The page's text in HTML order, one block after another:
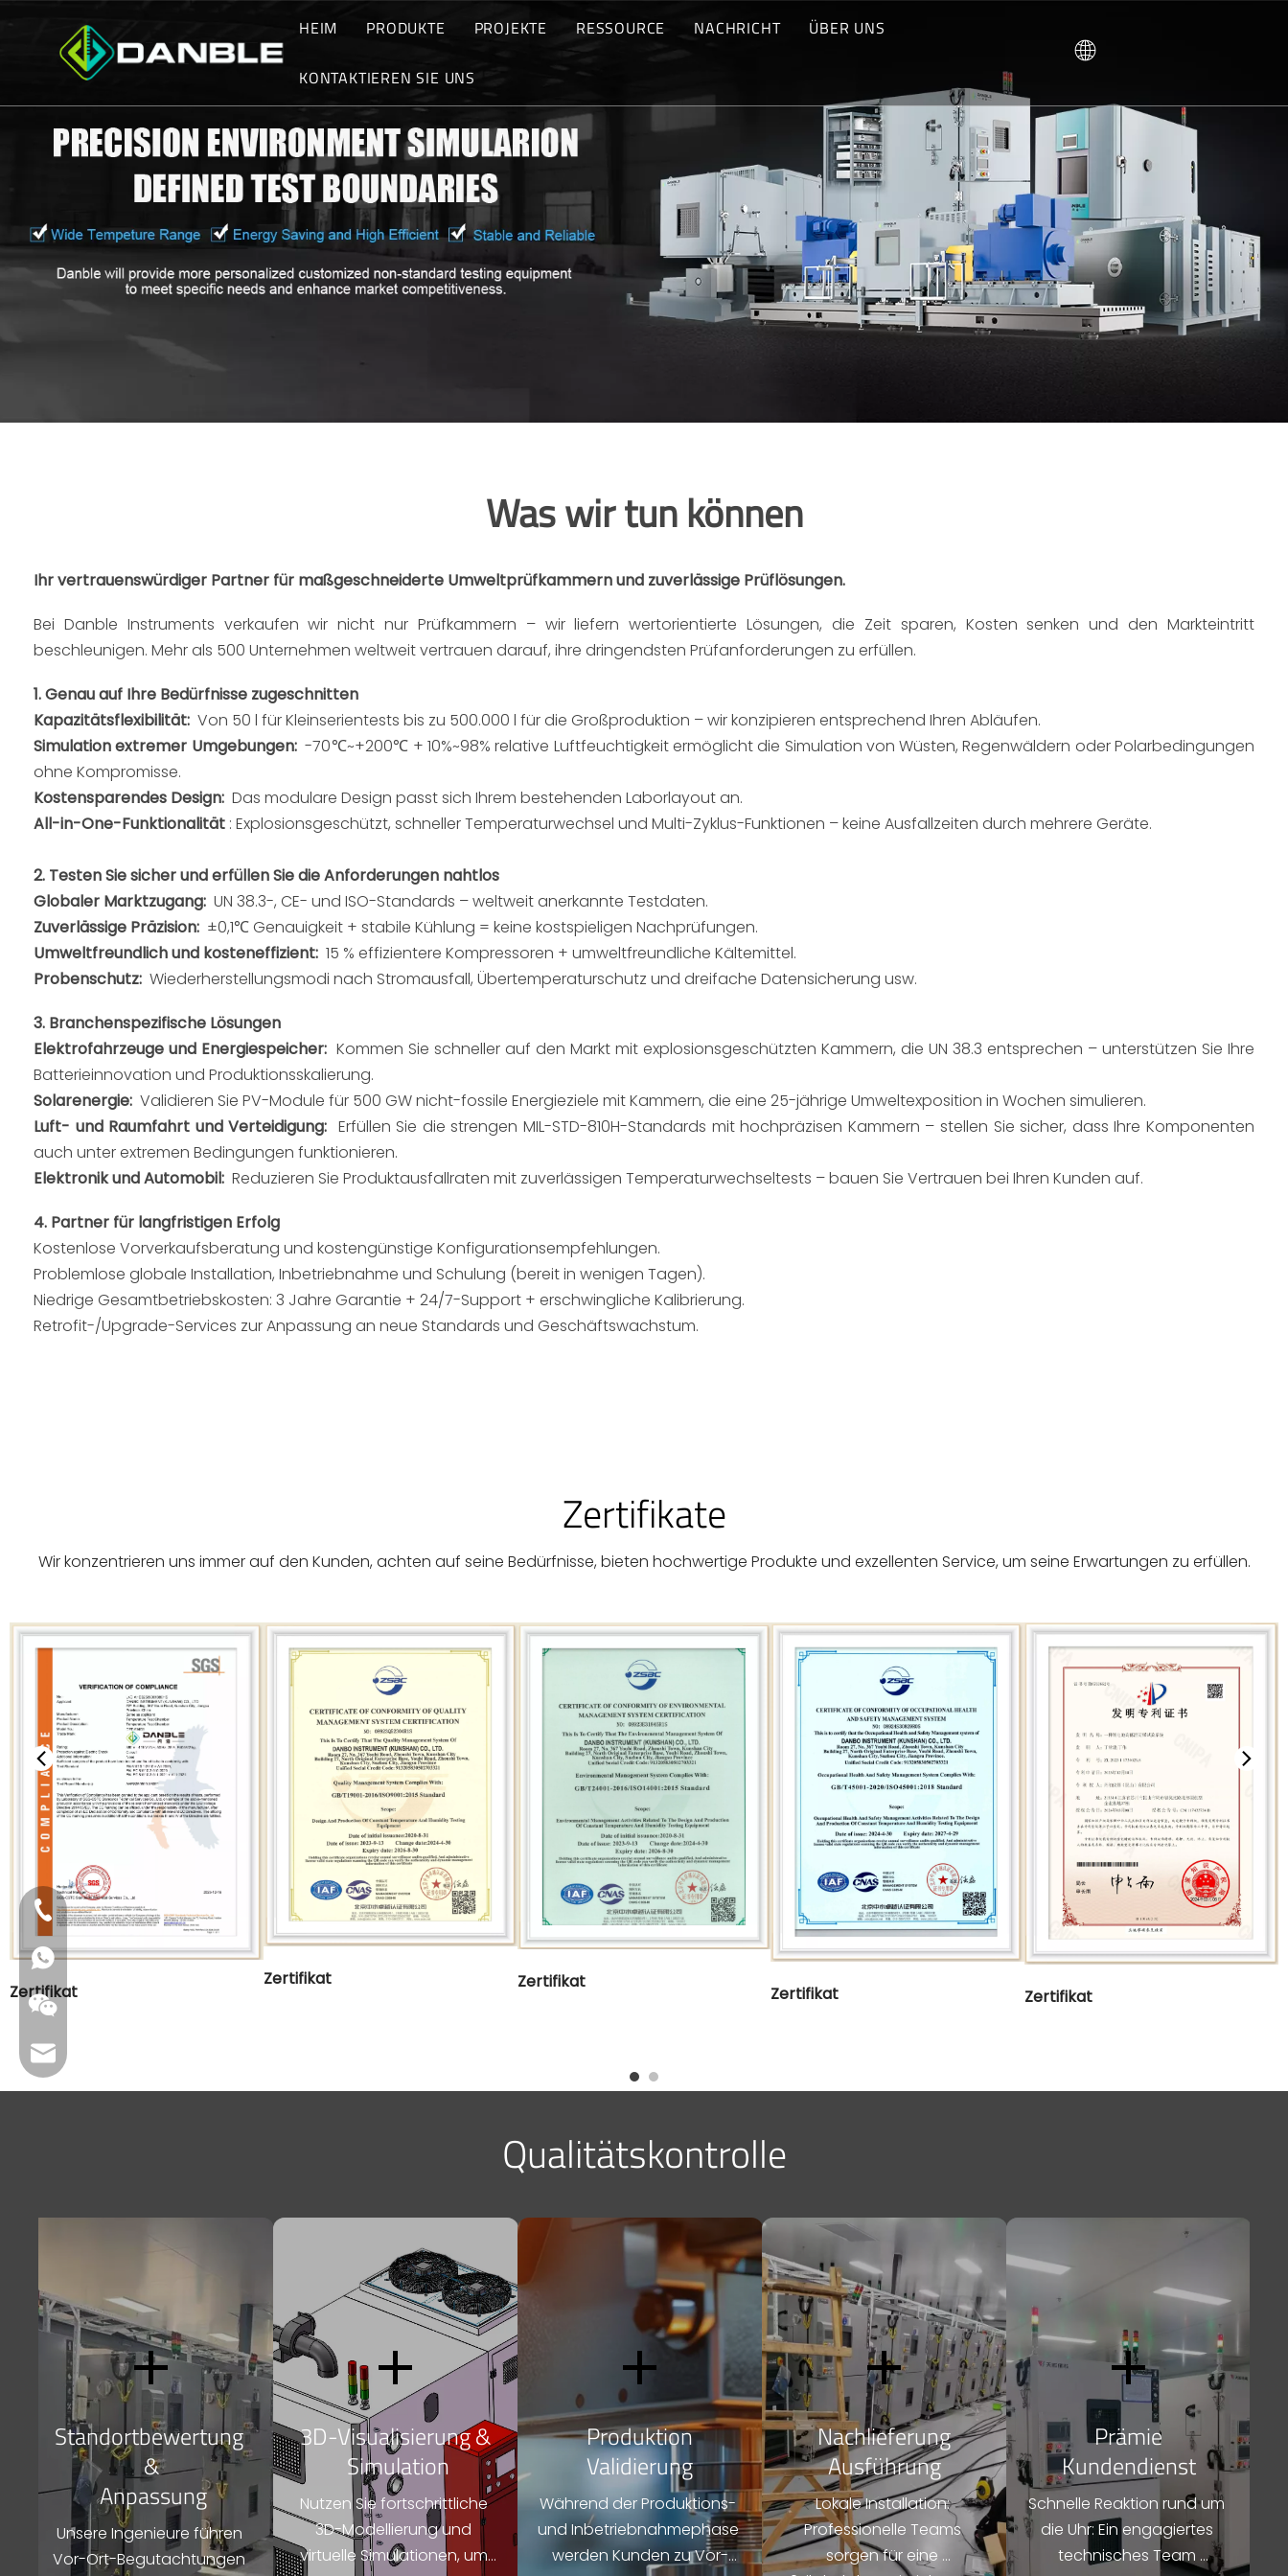
HEIM PRODUKTE
TEMPERATUR- UND FEUCHTIGKEITSTESTKAMMER
UMWELTSTRESS-SCREENING-TESTKAMMER
THERMISCHE SCHOCKKAMMER
BATTERIETESTKAMMER
HÖHENTESTKAMMER
INDUSTRIEOFEN/HEISSLUFTOFEN
PROJEKTE
MASSGESCHNEIDERTE LÖSUNGEN
INDUSTRIEANWENDUNGEN
RESSOURCE NACHRICHT ÜBER UNS
WAS WIR TUN KÖNNEN
KONTAKTIEREN SIE UNS
Fordern Sie ein Angebot an
KUNDENDIENST
Was wir tun können
Ihr vertrauenswürdiger Partner für maßgeschneiderte Umweltprüfkammern und zuverlässige Prüflösungen.
Bei Danble Instruments verkaufen wir nicht nur Prüfkammern – wir liefern wertorientierte Lösungen, die Zeit sparen, Kosten senken und den Markteintritt
beschleunigen. Mehr als 500 Unternehmen weltweit vertrauen darauf, ihre dringendsten Prüfanforderungen zu erfüllen.​
1. Genau auf Ihre Bedürfnisse zugeschnitten
Kapazitätsflexibilität: Von 50 l für Kleinserientests bis zu 500.000 l für die Großproduktion – wir konzipieren entsprechend Ihren Abläufen.
Simulation extremer Umgebungen: -70℃~+200℃ + 10%~98% relative Luftfeuchtigkeit ermöglicht die Simulation von Wüsten, Regenwäldern oder Polarbedingungen
ohne Kompromisse.
Kostensparendes Design: Das modulare Design passt sich Ihrem bestehenden Laborlayout an.
All-in-One-Funktionalität : Explosionsgeschützt, schneller Temperaturwechsel und Multi-Zyklus-Funktionen – keine Ausfallzeiten durch mehrere Geräte.
2. Testen Sie sicher und erfüllen Sie die Anforderungen nahtlos
Globaler Marktzugang: UN 38.3-, CE- und ISO-Standards – weltweit anerkannte Testdaten.
Zuverlässige Präzision: ±0,1℃ Genauigkeit + stabile Kühlung = keine kostspieligen Nachprüfungen.
Umweltfreundlich und kosteneffizient: 15 % effizientere Kompressoren + umweltfreundliche Kältemittel.
Probenschutz: Wiederherstellungsmodi nach Stromausfall, Übertemperaturschutz und dreifache Datensicherung usw.
3. Branchenspezifische Lösungen
Elektrofahrzeuge und Energiespeicher: Kommen Sie schneller auf den Markt mit explosionsgeschützten Kammern, die UN 38.3 entsprechen – unterstützen Sie Ihre
Batterieinnovation und Produktionsskalierung.
Solarenergie: Validieren Sie PV-Module für 500 GW nicht-fossile Energieziele mit Kammern, die eine 25-jährige Umweltexposition in Wochen simulieren.
Luft- und Raumfahrt und Verteidigung: Erfüllen Sie die strengen MIL-STD-810H-Standards mit hochpräzisen Kammern – stellen Sie sicher, dass Ihre Komponenten
auch unter extremen Bedingungen funktionieren.
Elektronik und Automobil: Reduzieren Sie Produktausfallraten mit zuverlässigen Temperaturwechseltests – bauen Sie Vertrauen bei Ihren Kunden auf.
4. Partner für langfristigen Erfolg
Kostenlose Vorverkaufsberatung und kostengünstige Konfigurationsempfehlungen.​
Problemlose globale Installation, Inbetriebnahme und Schulung (bereit in wenigen Tagen).​
Niedrige Gesamtbetriebskosten: 3 Jahre Garantie + 24/7-Support + erschwingliche Kalibrierung.​
Retrofit-/Upgrade-Services zur Anpassung an neue Standards und Geschäftswachstum.
Zertifikate
Wir konzentrieren uns immer auf den Kunden, achten auf seine Bedürfnisse, bieten hochwertige Produkte und exzellenten Service, um seine Erwartungen zu erfüllen.
Zertifikat
Zertifikat Zertifikat
Zertifikat Zertifikat
Qualitätskontrolle

Standortbewertung
&
Anpassung
Unsere Ingenieure führen
Vor-Ort-Begutachtungen

3D-Visualisierung &
Simulation
Nutzen Sie fortschrittliche
3D-Modellierung und
virtuelle Simulationen, um

Produktion
Validierung
Während der Produktions-
und Inbetriebnahmephase
werden Kunden zu Vor-

Nachlieferung
Ausführung
Lokale Installation:
Professionelle Teams
sorgen für eine

Prämie
Kundendienst
Schnelle Reaktion rund um
die Uhr: Ein engagiertes
technisches Team
+86-4009006797